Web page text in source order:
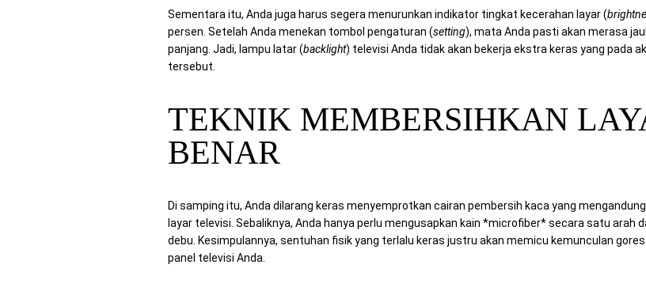
Sementara itu, Anda juga harus segera menurunkan indikator tingkat kecerahan layar (
persen. Setelah Anda menekan tombol pengaturan (setting), mata Anda pasti akan merasa
panjang. Jadi, lampu latar (backlight) televisi Anda tidak akan bekerja ekstra keras yang pada
tersebut.
TEKNIK MEMBERSIHKAN
BENAR
Di samping itu, Anda dilarang keras menyemprotkan cairan pembersih kaca yang
layar televisi. Sebaliknya, Anda hanya perlu mengusapkan kain *microfiber* secara satu arah
debu. Kesimpulannya, sentuhan fisik yang terlalu keras justru akan memicu kemunculan
panel televisi Anda.